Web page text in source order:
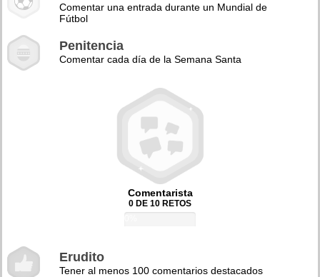
Comentar una entrada durante un Mundial de
Fútbol
Penitencia
Comentar cada día de la Semana Santa
Comentarista
0 DE 10 RETOS
Erudito
Tener al menos 100 comentarios destacados